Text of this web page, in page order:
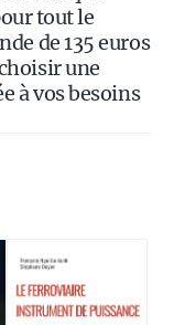
tout le
de 135 euros
une
à vos besoins